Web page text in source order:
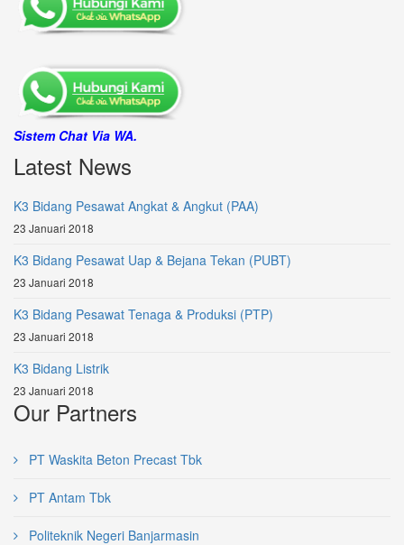
Sistem Chat Via WA.
Latest News
K3 Bidang Pesawat Angkat & Angkut (PAA)
23 Januari 2018
K3 Bidang Pesawat Uap & Bejana Tekan (PUBT)
23 Januari 2018
K3 Bidang Pesawat Tenaga & Produksi (PTP)
23 Januari 2018
K3 Bidang Listrik
23 Januari 2018
Our Partners
PT Waskita Beton Precast Tbk
PT Antam Tbk
Politeknik Negeri Banjarmasin